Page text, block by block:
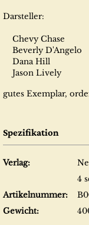
Darsteller:
Chevy Chase
Beverly D'Angelo
Dana Hill
Jason Lively
gutes Exemplar,
Spezifikation
Verlag:
4
Artikelnummer:
Gewicht: